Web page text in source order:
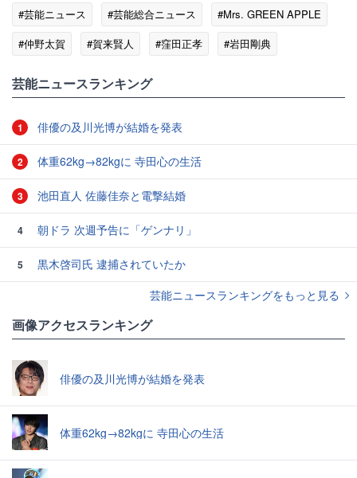
#芸能ニュース #芸能総合ニュース
#Mrs. GREEN APPLE
#仲野太賀
#賀来賢人 #窪田正孝
#岩田剛典
芸能ニュースランキング
1 俳優の及川光博が結婚を発表
2 体重62kg→82kgに 寺田心の生活
3 池田直人 佐藤佳奈と電撃結婚
4 朝ドラ 次週予告に「ゲンナリ」
5
黒木啓司氏 逮捕されていたか
芸能ニュースランキングをもっと見る
画像アクセスランキング
俳優の及川光博が結婚を発表
体重62kg→82kgに 寺田心の生活